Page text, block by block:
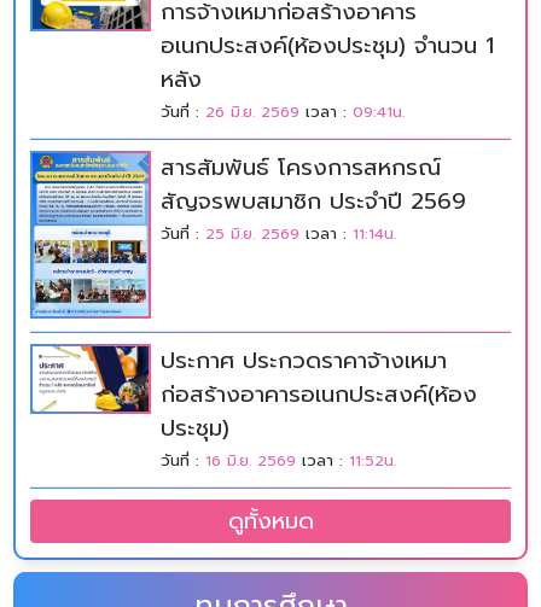
การจ้างเหมาก่อสร้างอาคาร
อเนกประสงค์(ห้องประชุม) จำนวน 1
หลัง
วันที่ : 26 มิ.ย. 2569 เวลา : 09:41น.
สารสัมพันธ์ โครงการสหกรณ์
สัญจรพบสมาชิก ประจำปี 2569
วันที่ : 25 มิ.ย. 2569 เวลา : 11:14น.
ประกาศ ประกวดราคาจ้างเหมา
ก่อสร้างอาคารอเนกประสงค์(ห้อง
ประชุม)
วันที่ : 16 มิ.ย. 2569 เวลา : 11:52น.
ดูทั้งหมด